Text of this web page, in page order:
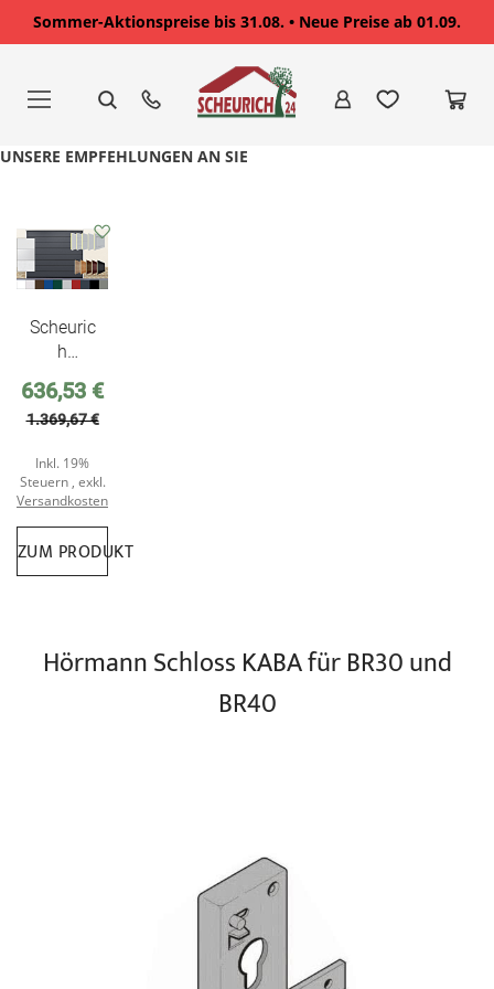
Sommer-Aktionspreise bis 31.08. • Neue Preise ab 01.09.
springen
Hörmann Schloss KABA für BR30 und
BR40
UNSERE EMPFEHLUNGEN AN SIE
Scheuric
h
ltor ISO-
40
Sonderpreis
636,53 €
1.369,67 €
Inkl. 19%
Steuern , exkl.
Versandkosten
ZUM PRODUKT